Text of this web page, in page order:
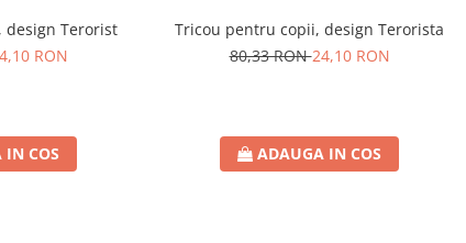
Terorist
RON
IN COS
Tricou pentru copii, design Terorista
80,33 RON24,10 RON
ADAUGA IN COS